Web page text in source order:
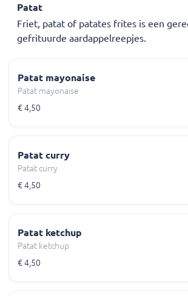
Patat
Friet, patat of patates frites is een
gefrituurde aardappelreepjes.
Patat mayonaise
Patat mayonaise
€ 4,50
Patat curry
Patat curry
€ 4,50
Patat ketchup
Patat ketchup
€ 4,50